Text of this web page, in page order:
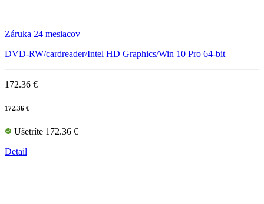
Záruka 24 mesiacov
DVD-RW/cardreader/Intel HD Graphics/Win 10 Pro 64-bit
172.36 €
172.36 €
Ušetríte 172.36 €
Detail